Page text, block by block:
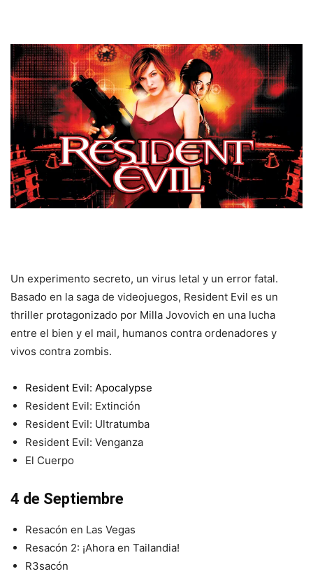
Un experimento secreto, un virus letal y un error fatal.
Basado en la saga de videojuegos, Resident Evil es un
thriller protagonizado por Milla Jovovich en una lucha
entre el bien y el mail, humanos contra ordenadores y
vivos contra zombis.
Resident Evil: Apocalypse
Resident Evil: Extinción
Resident Evil: Ultratumba
Resident Evil: Venganza
El Cuerpo
4 de Septiembre
Resacón en Las Vegas
Resacón 2: ¡Ahora en Tailandia!
R3sacón